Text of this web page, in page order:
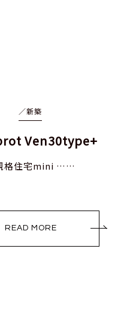
／新築
Ven30type+
格住宅mini ……
READ MORE